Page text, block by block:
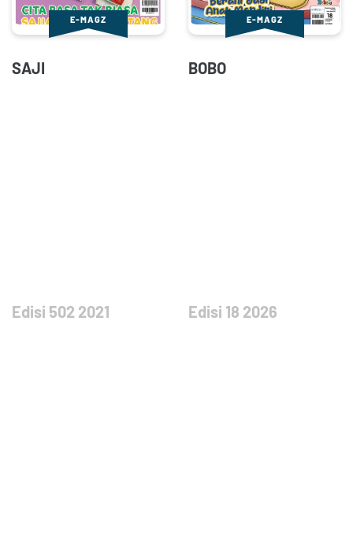
E-MAGZ
SAJI
Edisi 502 2021
E-MAGZ
BOBO
Edisi 18 2026